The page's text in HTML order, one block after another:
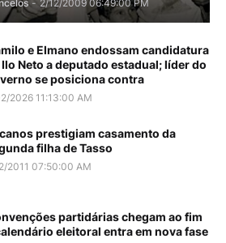
- 2/12/2009 06:49:00 PM
e Elmano endossam candidatura
Ilo Neto a deputado estadual; líder do
se posiciona contra
2026 11:13:00 AM
prestigiam casamento da
filha de Tasso
2011 07:50:00 AM
partidárias chegam ao fim
eleitoral entra em nova fase